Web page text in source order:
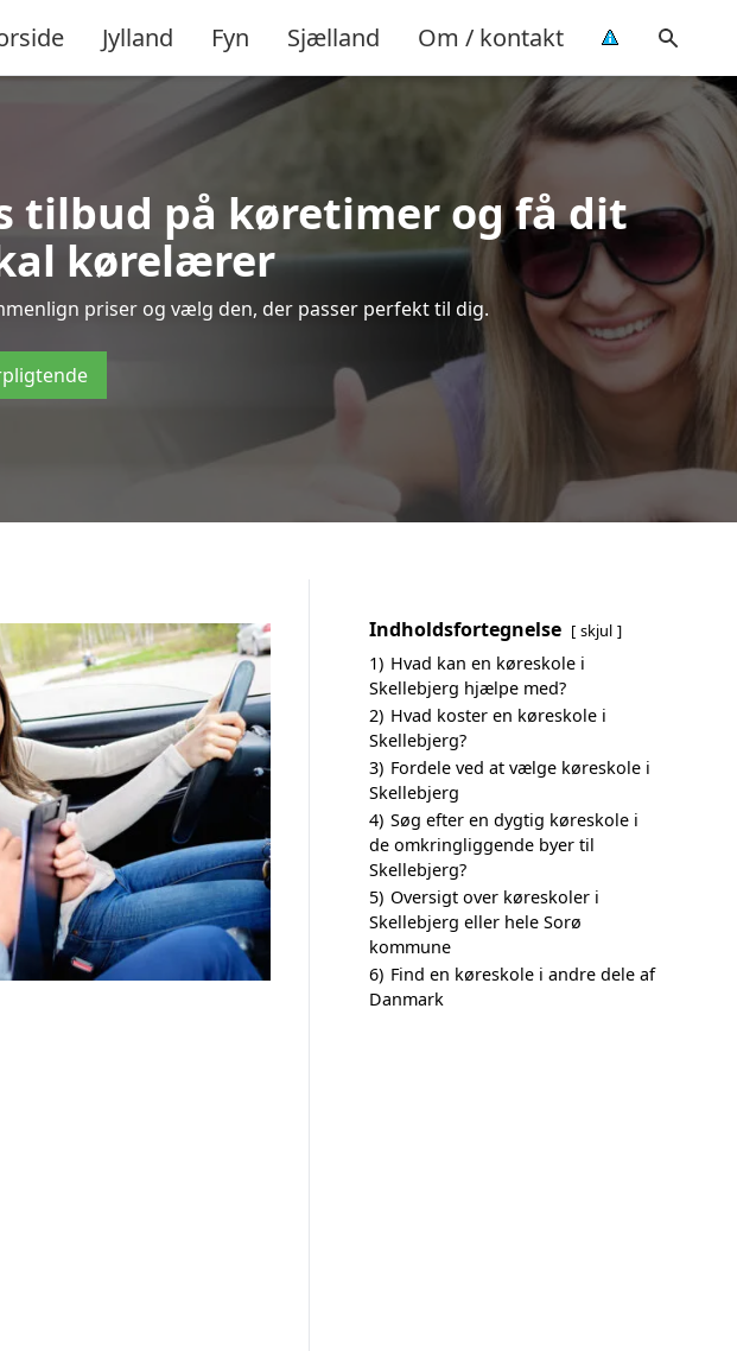
Jylland Fyn Sjælland Om / kontakt
tilbud på køretimer og få dit
kørelærer
priser og vælg den, der passer perfekt til dig.
Indholdsfortegnelse skjul
1) Hvad kan en køreskole i
Skellebjerg hjælpe med?
2) Hvad koster en køreskole i
Skellebjerg?
3) Fordele ved at vælge køreskole i
Skellebjerg
4) Søg efter en dygtig køreskole i
de omkringliggende byer til
Skellebjerg?
5) Oversigt over køreskoler i
Skellebjerg eller hele Sorø
kommune
6) Find en køreskole i andre dele af
Danmark